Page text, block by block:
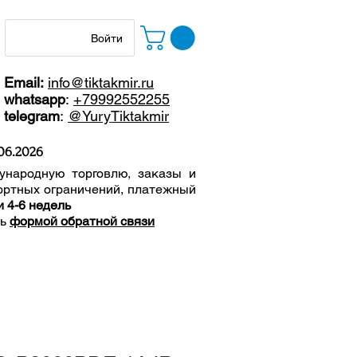
Войти
Email: info@tiktakmir.ru
whatsapp: +79992552255
telegram: @YuryTiktakmir
.2026
торговлю, заказы и
ограничений, платежный
4-6 недель
формой обратной связи